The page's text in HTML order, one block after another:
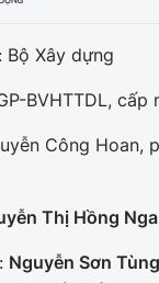
Bộ Xây dựng
BVHTTDL, cấp
Công Hoan,
Thị Hồng Nga
Nguyễn Sơn